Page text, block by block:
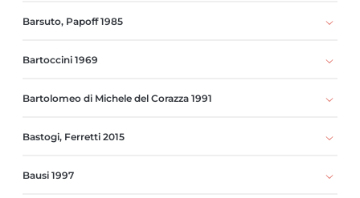
Barsuto, Papoff 1985
Bartoccini 1969
Bartolomeo di Michele del Corazza 1991
Bastogi, Ferretti 2015
Bausi 1997